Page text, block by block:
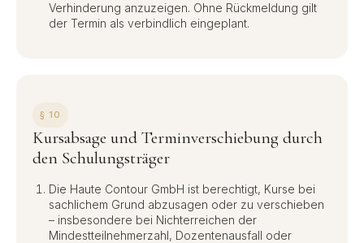
Verhinderung anzuzeigen. Ohne Rückmeldung gilt
der Termin als verbindlich eingeplant.
§ 10
Kursabsage und Terminverschiebung durch
den Schulungsträger
Die Haute Contour GmbH ist berechtigt, Kurse bei
sachlichem Grund abzusagen oder zu verschieben
– insbesondere bei Nichterreichen der
Mindestteilnehmerzahl, Dozentenausfall oder